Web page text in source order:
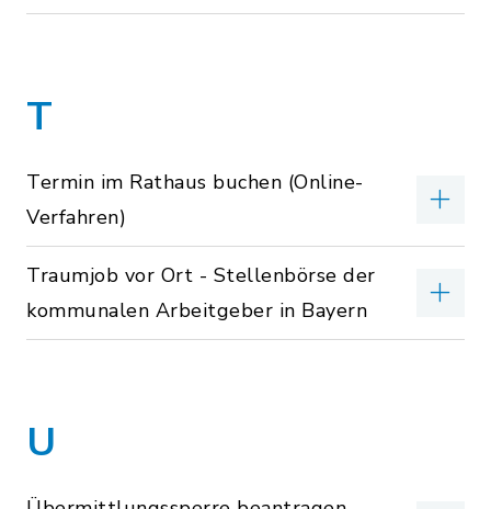
T
Termin im Rathaus buchen (Online-
Verfahren)
Traumjob vor Ort - Stellenbörse der
kommunalen Arbeitgeber in Bayern
U